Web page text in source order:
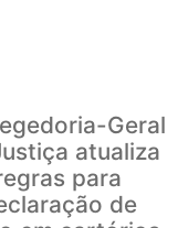
Geral
atualiza
para
de